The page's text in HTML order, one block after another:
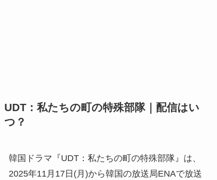
UDT：私たちの町の特殊部隊｜配信はい
つ？
韓国ドラマ『UDT：私たちの町の特殊部隊』は、
2025年11月17日(月)から韓国の放送局ENAで放送